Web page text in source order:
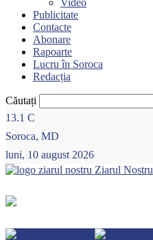
Video
Publicitate
Contacte
Abonare
Rapoarte
Lucru în Soroca
Redacția
Căutați
13.1 C
Soroca, MD
luni, 10 august 2026
Ziarul Nostru